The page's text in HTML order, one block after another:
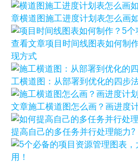
章横道图施工进度计划表怎么画
查看文章项目时间线图表如何制
现方式
工横道图：从部署到优化的四步
文章施工横道图怎么画？画进度
提高自己的多任务并行处理能力?